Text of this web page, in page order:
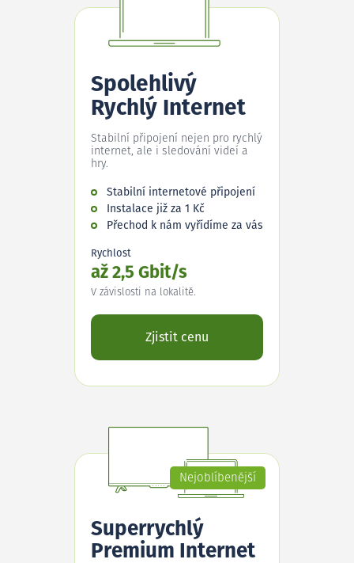
Spolehlivý
Rychlý Internet
Stabilní připojení nejen pro rychlý
internet, ale i sledování videí a
hry.
Stabilní internetové připojení
Instalace již za 1 Kč
Přechod k nám vyřídíme za vás
Rychlost
až 2,5 Gbit/s
V závislosti na lokalitě.
Zjistit cenu
Nejoblíbenější
Superrychlý
Premium Internet